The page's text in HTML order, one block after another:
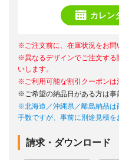
カレン
※ご注文前に、在庫状況をお問
※異なるデザインでご注文する
いします。
※ご利用可能な割引クーポンは
※ご希望の納品日がある方は事
※北海道／沖縄県／離島納品は
手数ですが、事前に別途見積を
請求・ダウンロード